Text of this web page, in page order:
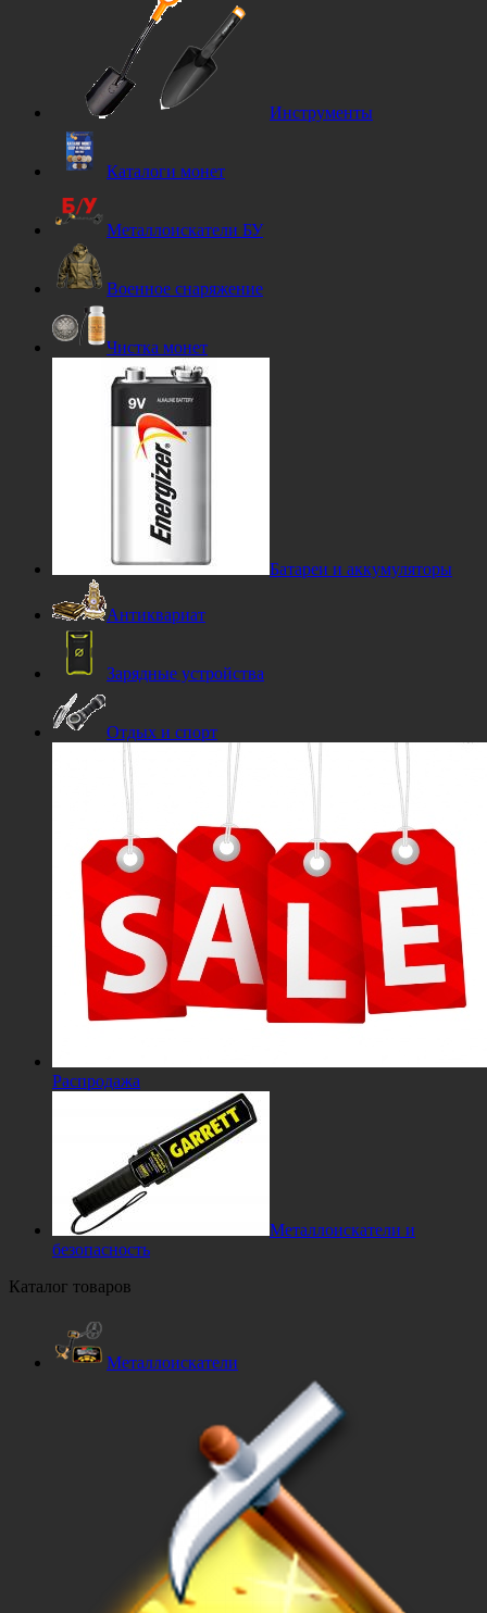
Инструменты
Каталоги монет
Металлоискатели БУ
Военное снаряжение
Чистка монет
Батареи и аккумуляторы
Антиквариат
Зарядные устройства
Отдых и спорт
Распродажа
Металлоискатели и
безопасность
Каталог товаров
Металлоискатели